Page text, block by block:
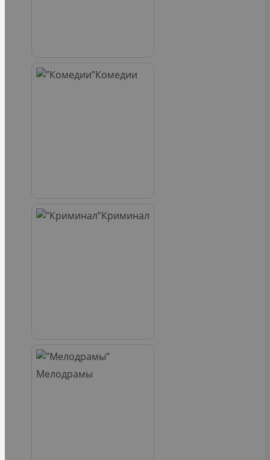
Комедии
Криминал
Мелодрамы